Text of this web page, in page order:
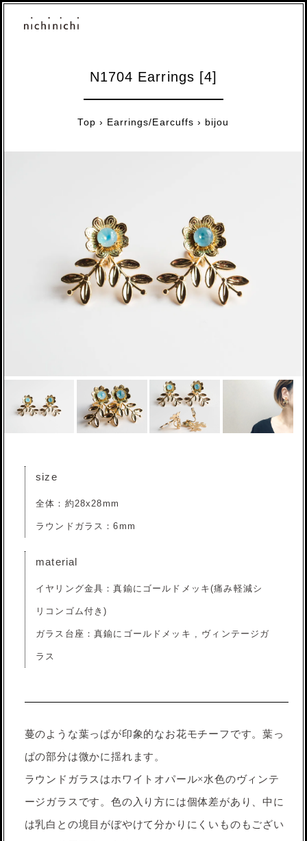
N1704 Earrings [4]
Top › Earrings/Earcuffs › bijou
size
全体：約28x28mm
ラウンドガラス：6mm
material
イヤリング金具：真鍮にゴールドメッキ(痛み軽減シ
リコンゴム付き)
ガラス台座：真鍮にゴールドメッキ , ヴィンテージガ
ラス
蔓のような葉っぱが印象的なお花モチーフです。葉っ
ぱの部分は微かに揺れます。
ラウンドガラスはホワイトオパール×水色のヴィンテ
ージガラスです。色の入り方には個体差があり、中に
は乳白との境目がぼやけて分かりにくいものもござい